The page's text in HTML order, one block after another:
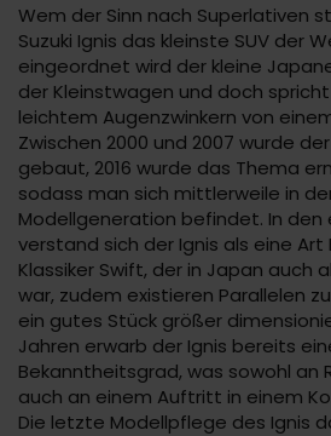
Wem der Sinn nach Superlativen
Suzuki Ignis das kleinste SUV der
eingeordnet wird der kleine
der Kleinstwagen und doch
leichtem Augenzwinkern von einem
Zwischen 2000 und 2007 wurde
gebaut, 2016 wurde das Thema
sodass man sich mittlerweile in
Modellgeneration befindet. In den
verstand sich der Ignis als eine Art
Klassiker Swift, der in Japan auch
war, zudem existieren Parallelen
ein gutes Stück größer
Jahren erwarb der Ignis bereits
Bekanntheitsgrad, was sowohl an
auch an einem Auftritt in einem
Die letzte Modellpflege des Ignis